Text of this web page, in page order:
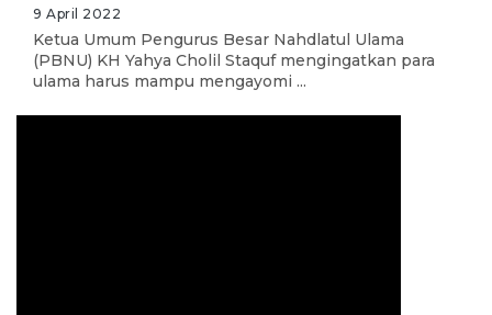
9 April 2022
Ketua Umum Pengurus Besar Nahdlatul Ulama
(PBNU) KH Yahya Cholil Staquf mengingatkan para
ulama harus mampu mengayomi ...